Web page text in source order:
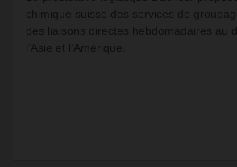
chimique suisse des services de
des liaisons directes hebdomadaires au
l’Asie et l’Amérique.